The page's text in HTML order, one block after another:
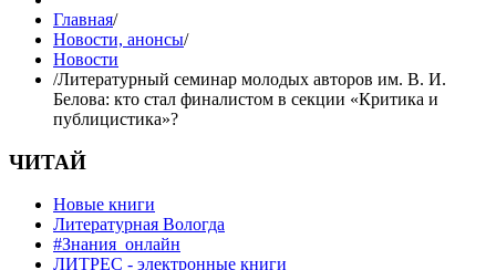
Главная/
Новости, анонсы/
Новости
/Литературный семинар молодых авторов им. В. И.
Белова: кто стал финалистом в секции «Критика и
публицистика»?
ЧИТАЙ
Новые книги
Литературная Вологда
#Знания_онлайн
ЛИТРЕС - электронные книги